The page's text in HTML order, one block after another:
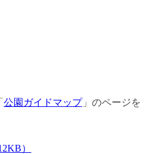
公園ガイドマップ」のページを
）